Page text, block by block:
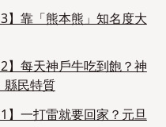
】靠「熊本熊」知名度大
】每天神戶牛吃到飽？神
縣民特質
】一打雷就要回家？元旦